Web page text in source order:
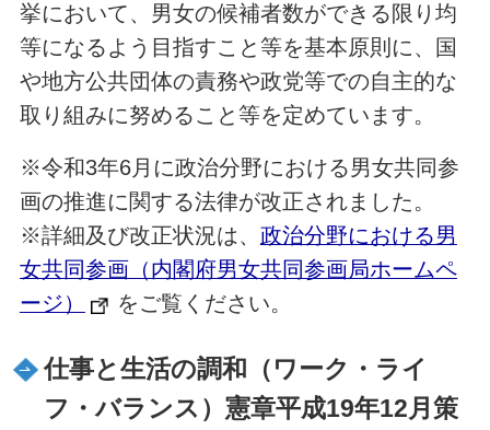
挙において、男女の候補者数ができる限り均
等になるよう目指すこと等を基本原則に、国
や地方公共団体の責務や政党等での自主的な
取り組みに努めること等を定めています。
※令和3年6月に政治分野における男女共同参
画の推進に関する法律が改正されました。
※詳細及び改正状況は、 政治分野における男
女共同参画（内閣府男女共同参画局ホームペ
ージ）
をご覧ください。
仕事と生活の調和（ワーク・ライ
フ・バランス）憲章平成19年12月策